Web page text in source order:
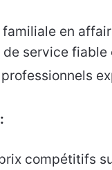
en
service fiable
compétitifs